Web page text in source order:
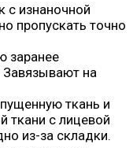
с изнаночной
пропускать точно
заранее
на
ткань и
ткани с лицевой
из-за складки.